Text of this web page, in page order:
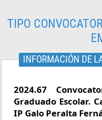
TIPO
INFORMACIÓN DE
2024.67
Graduado Escolar.
IP Galo Peralta